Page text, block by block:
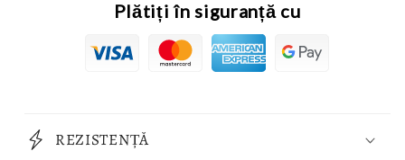
Plătiți în siguranță cu
REZISTENȚĂ